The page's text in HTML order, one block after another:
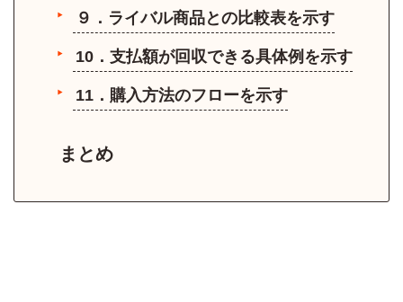
９．ライバル商品との比較表を示す
10．支払額が回収できる具体例を示す
11．購入方法のフローを示す
まとめ